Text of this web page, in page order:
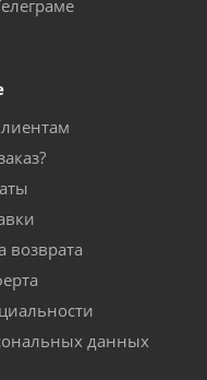
возврата
данных